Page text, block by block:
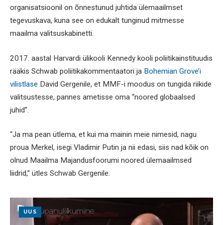
organisatsioonil on õnnestunud juhtida ülemaailmset
tegevuskava, kuna see on edukalt tunginud mitmesse
maailma valitsuskabinetti.
2017. aastal Harvardi ülikooli Kennedy kooli poliitikainstituudis
rääkis Schwab poliitikakommentaatori ja Bohemian Grove’i
vilistlase David Gergenile, et MMF-i moodus on tungida riikide
valitsustesse, pannes ametisse oma “noored globaalsed
juhid”.
“Ja ma pean ütlema, et kui ma mainin meie nimesid, nagu
proua Merkel, isegi Vladimir Putin ja nii edasi, siis nad kõik on
olnud Maailma Majandusfoorumi noored ülemaailmsed
liidrid,” ütles Schwab Gergenile.
UUS